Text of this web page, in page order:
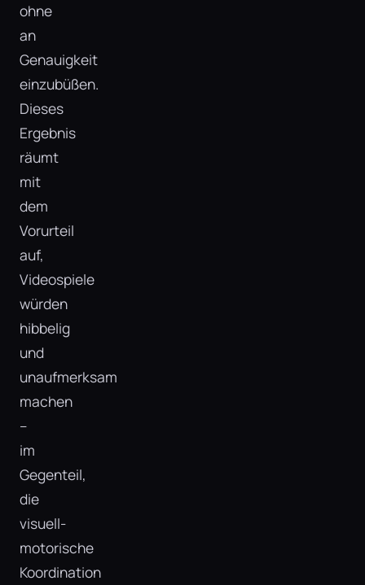
ohne
an
Genauigkeit
einzubüßen.
Dieses
Ergebnis
räumt
mit
dem
Vorurteil
auf,
Videospiele
würden
hibbelig
und
unaufmerksam
machen
–
im
Gegenteil,
die
visuell-
motorische
Koordination